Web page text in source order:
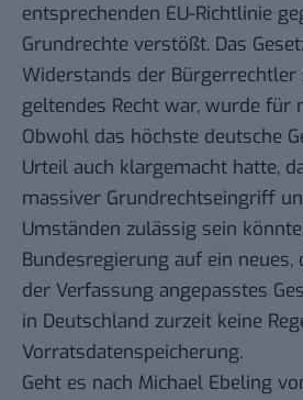
entsprechenden EU-Richtlinie
Grundrechte verstößt. Das
Widerstands der Bürgerrechtler
geltendes Recht war, wurde für
Obwohl das höchste deutsche
Urteil auch klargemacht hatte,
massiver Grundrechtseingriff
Umständen zulässig sein
Bundesregierung auf ein
der Verfassung angepasstes
in Deutschland zurzeit keine
Vorratsdatenspeicherung.
Geht es nach Michael Ebeling